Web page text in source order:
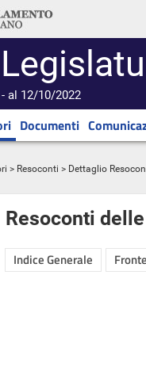
al 12/10/2022
Documenti
> Resoconti > Dettaglio
Resoconti
Indice Generale